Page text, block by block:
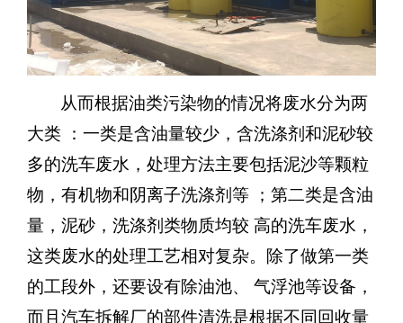
从而根据油类污染物的情况将废水分为两
大类 ：一类是含油量较少，含洗涤剂和泥砂较
多的洗车废水，处理方法主要包括泥沙等颗粒
物，有机物和阴离子洗涤剂等 ；第二类是含油
量，泥砂，洗涤剂类物质均较 高的洗车废水，
这类废水的处理工艺相对复杂。除了做第一类
的工段外，还要设有除油池、 气浮池等设备，
而且汽车拆解厂的部件清洗是根据不同回收量